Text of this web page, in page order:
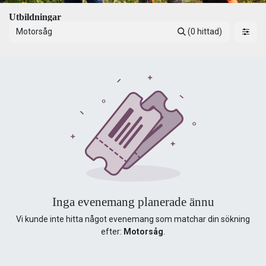
Utbildningar
(0 hittad)
Inga evenemang planerade ännu
Vi kunde inte hitta något evenemang som matchar din sökning
efter: Motorsåg